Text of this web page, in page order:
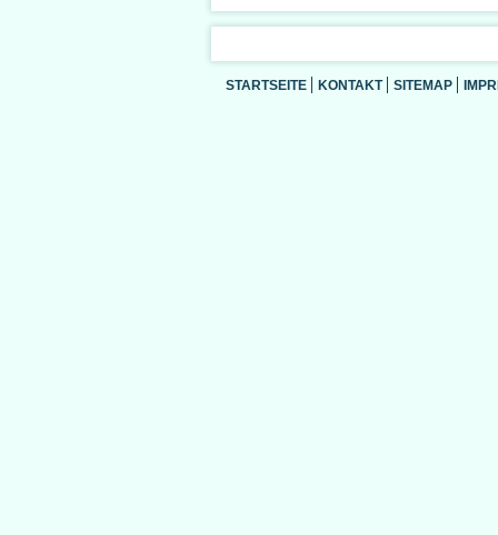
STARTSEITE KONTAKT SITEMAP